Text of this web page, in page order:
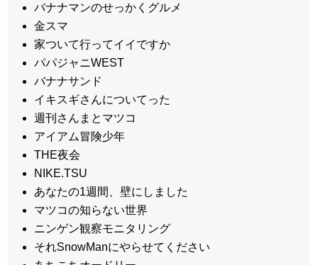
バナナマンのせっかくグルメ
金スマ
家ついて行ってイイですか
パパジャニWEST
バナナサンド
イキスギさんについてった
週刊さんまとマツコ
アイアム冒険少年
THE夜会
NIKE.TSU
あなたの1週間、壁にしました
マツコの知らない世界
ニンゲン観察モニタリング
それSnowManにやらせてください